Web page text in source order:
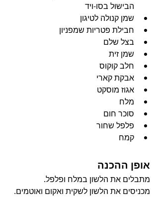
הבישול בסו-ויד
שמן קנולה לטיגון
חבילת פטריות שמפניון
בצל שלם
שמן זית
חלב קוקוס
אבקת קארי
אגוז מוסקט
מלח
סוכר חום
פלפל שחור
קמח
אופן ההכנה
מתבלים את הלשון במלח ופלפל.
מכניסים את הלשון לשקית ואקום ואוטמים.